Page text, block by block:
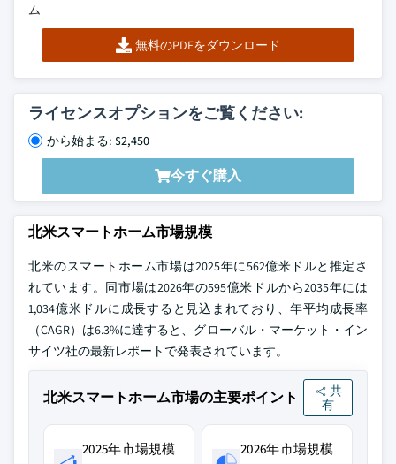
ム
無料のPDFをダウンロード
ライセンスオプションをご覧ください:
から始まる: $2,450
今すぐ購入
北米スマートホーム市場規模
北米のスマートホーム市場は2025年に562億米ドルと推定さ
れています。同市場は2026年の595億米ドルから2035年には
1,034億米ドルに成長すると見込まれており、年平均成長率
（CAGR）は6.3%に達すると、グローバル・マーケット・イン
サイツ社の最新レポートで発表されています。
北米スマートホーム市場の主要ポイント
共
有
2025年市場規模 2026年市場規模